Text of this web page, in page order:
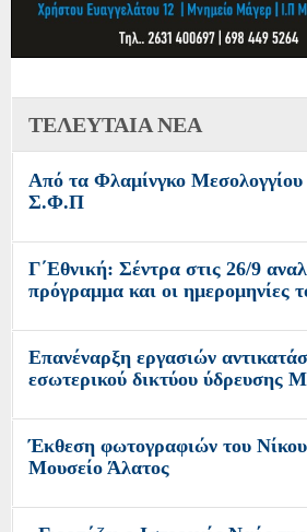
ΤΕΛΕΥΤΑΙΑ ΝΕΑ
Από τα Φλαμίνγκο
Σ.Φ.Π
Γ΄Εθνική: Σέντρα στις 26/9
πρόγραμμα και οι ημερομηνίες
Επανέναρξη εργασιών
εσωτερικού δικτύου ύδρευσης
Έκθεση φωτογραφιών του
Μουσείο Άλατος